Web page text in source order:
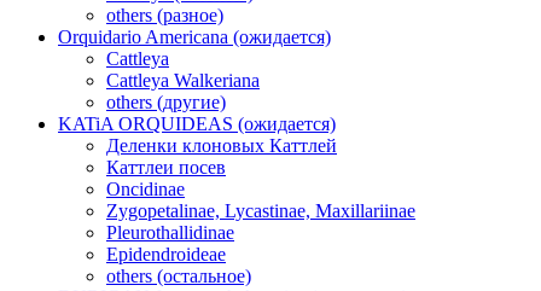
others (разное)
Orquidario Americana (ожидается)
Cattleya
Cattleya Walkeriana
others (другие)
KATiA ORQUIDEAS (ожидается)
Деленки клоновых Каттлей
Каттлеи посев
Oncidinae
Zygopetalinae, Lycastinae, Maxillariinae
Pleurothallidinae
Epidendroideae
others (остальное)